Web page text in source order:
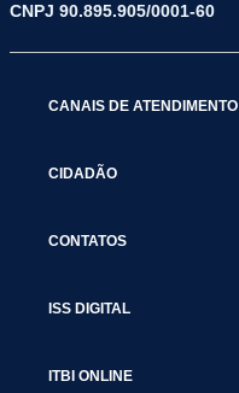
CNPJ 90.895.905/0001-60
CANAIS DE ATENDIMENTO
CIDADÃO
CONTATOS
ISS DIGITAL
ITBI ONLINE